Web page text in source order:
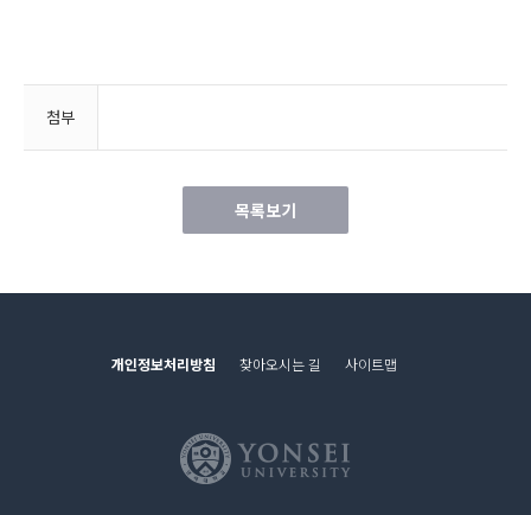
첨부
목록보기
개인정보처리방침 찾아오시는 길 사이트맵